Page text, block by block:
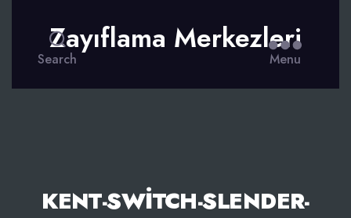
Search
Zayıflama Merkezleri
Menu
KENT-SWITCH-SLENDER-